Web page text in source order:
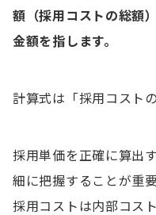
5. 選考プロセスを改
6. フリーランスを活
【週4から週5の契約
【4年間フルタイム
額（採用コストの総額
金額を指します。
計算式は「採用コスト
採用単価を正確に算出
細に把握することが重要
採用コストは内部コス